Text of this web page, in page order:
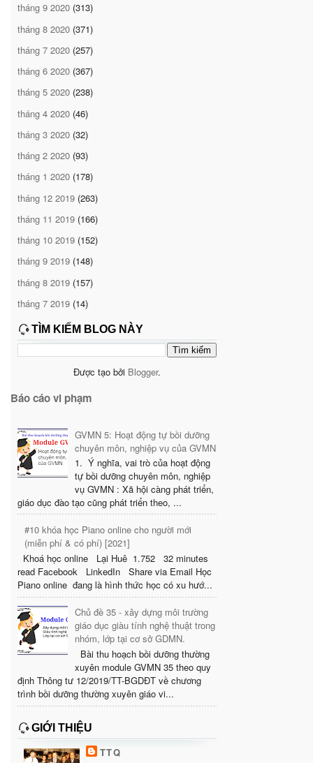
tháng 9 2020 (313)
tháng 8 2020 (371)
tháng 7 2020 (257)
tháng 6 2020 (367)
tháng 5 2020 (238)
tháng 4 2020 (46)
tháng 3 2020 (32)
tháng 2 2020 (93)
tháng 1 2020 (178)
tháng 12 2019 (263)
tháng 11 2019 (166)
tháng 10 2019 (152)
tháng 9 2019 (148)
tháng 8 2019 (157)
tháng 7 2019 (14)
TÌM KIẾM BLOG NÀY
Được tạo bởi Blogger.
Báo cáo vi phạm
GVMN 5: Hoạt động tự bồi dưỡng
chuyên môn, nghiệp vụ của GVMN
1. Ý nghĩa, vai trò của hoạt động
tự bồi dưỡng chuyên môn, nghiệp
vụ GVMN : Xã hội càng phát triển,
giáo dục đào tạo cũng phát triển theo, ...
#10 khóa học Piano online cho người mới
(miễn phí & có phí) [2021]
Khoá học online Lại Huê 1.752 32 minutes
read Facebook LinkedIn Share via Email Học
Piano online đang là hình thức học có xu hướ...
Chủ đề 35 - xây dựng môi trường
giáo dục giàu tính nghệ thuật trong
nhóm, lớp tại cơ sở GDMN.
Bài thu hoạch bồi dưỡng thường
xuyên module GVMN 35 theo quy
định Thông tư 12/2019/TT-BGDĐT về chương
trình bồi dưỡng thường xuyên giáo vi...
GIỚI THIỆU
TTQ